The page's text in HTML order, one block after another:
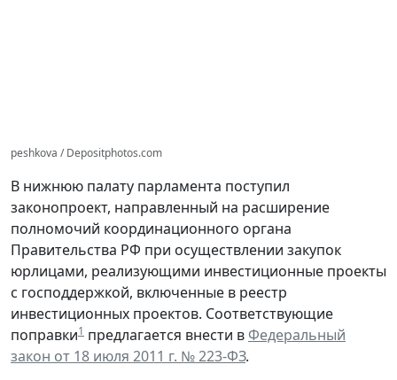
peshkova / Depositphotos.com
В нижнюю палату парламента поступил
законопроект, направленный на расширение
полномочий координационного органа
Правительства РФ при осуществлении закупок
юрлицами, реализующими инвестиционные проекты
с господдержкой, включенные в реестр
инвестиционных проектов. Соответствующие
поправки1 предлагается внести вФедеральный
закон от 18 июля 2011 г. № 223-ФЗ.